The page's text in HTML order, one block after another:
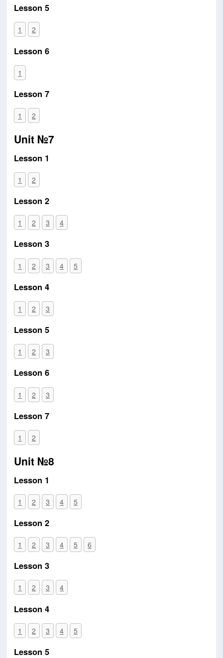
Lesson 5
1 2
Lesson 6
1
Lesson 7
1 2
Unit №7
Lesson 1
1 2
Lesson 2
1 2 3 4
Lesson 3
1 2 3 4 5
Lesson 4
1 2 3
Lesson 5
1 2 3
Lesson 6
1 2 3
Lesson 7
1 2
Unit №8
Lesson 1
1 2 3 4 5
Lesson 2
1 2 3 4 5 6
Lesson 3
1 2 3 4
Lesson 4
1 2 3 4 5
Lesson 5